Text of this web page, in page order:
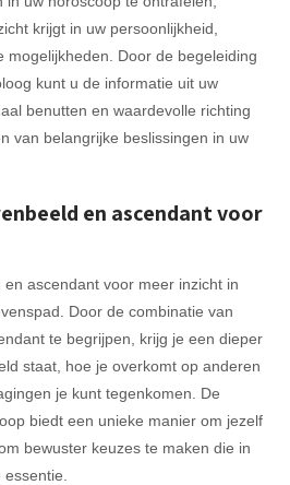
krijgt in uw persoonlijkheid,
mogelijkheden. Door de begeleiding
kunt u de informatie uit uw
benutten en waardevolle richting
van belangrijke beslissingen in uw
en ascendant voor
ascendant voor meer inzicht in
Door de combinatie van
te begrijpen, krijg je een dieper
staat, hoe je overkomt op anderen
je kunt tegenkomen. De
biedt een unieke manier om jezelf
bewuster keuzes te maken die in